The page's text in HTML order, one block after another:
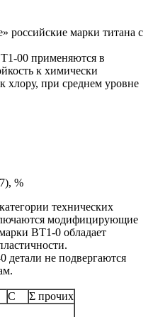
российские марки титана с
00 применяются в
к химически
хлору, при среднем уровне
%
технических
модифицирующие
ВТ1‑0 обладает
детали не подвергаются
C
Σ прочих